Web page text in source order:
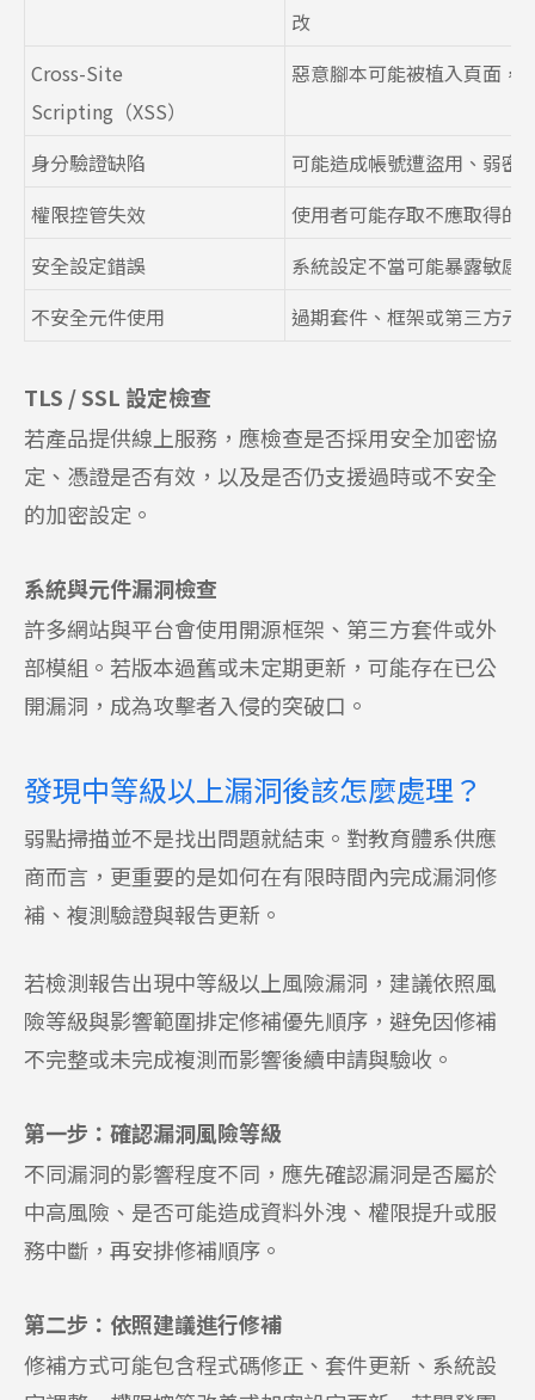
改
Cross-Site
Scripting（XSS）
惡意腳本可能被植入頁面，
身分驗證缺陷
可能造成帳號遭盜用、弱密
權限控管失效
使用者可能存取不應取得的
安全設定錯誤
系統設定不當可能暴露敏感
不安全元件使用
過期套件、框架或第三方元
TLS / SSL 設定檢查
若產品提供線上服務，應檢查是否採用安全加密協
定、憑證是否有效，以及是否仍支援過時或不安全
的加密設定。
系統與元件漏洞檢查
許多網站與平台會使用開源框架、第三方套件或外
部模組。若版本過舊或未定期更新，可能存在已公
開漏洞，成為攻擊者入侵的突破口。
發現中等級以上漏洞後該怎麼處理？
弱點掃描並不是找出問題就結束。對教育體系供應
商而言，更重要的是如何在有限時間內完成漏洞修
補、複測驗證與報告更新。
若檢測報告出現中等級以上風險漏洞，建議依照風
險等級與影響範圍排定修補優先順序，避免因修補
不完整或未完成複測而影響後續申請與驗收。
第一步：確認漏洞風險等級
不同漏洞的影響程度不同，應先確認漏洞是否屬於
中高風險、是否可能造成資料外洩、權限提升或服
務中斷，再安排修補順序。
第二步：依照建議進行修補
修補方式可能包含程式碼修正、套件更新、系統設